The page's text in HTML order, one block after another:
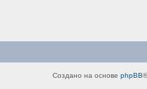
Создано на основе phpBB